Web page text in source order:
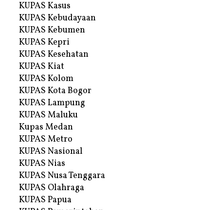
KUPAS Kasus
KUPAS Kebudayaan
KUPAS Kebumen
KUPAS Kepri
KUPAS Kesehatan
KUPAS Kiat
KUPAS Kolom
KUPAS Kota Bogor
KUPAS Lampung
KUPAS Maluku
Kupas Medan
KUPAS Metro
KUPAS Nasional
KUPAS Nias
KUPAS Nusa Tenggara
KUPAS Olahraga
KUPAS Papua